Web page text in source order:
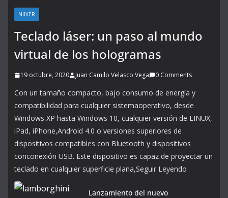
NIIXER
Teclado láser: un paso al mundo
virtual de los hologramas
19 octubre, 2020 Juan Camilo Velasco Vega 0 Comments
Con un tamaño compacto, bajo consumo de energía y
compatibilidad para cualquier sistemaoperativo, desde
Windows XP hasta Windows 10, cualquier versión de LINUX,
iPad, iPhone,Android 4.0 o versiones superiores de
dispositivos compatibles con Bluetooth y dispositivos
conconexión USB. Este dispositivo es capaz de proyectar un
teclado en cualquier superficie plana,Seguir Leyendo
Lanzamiento del nuevo